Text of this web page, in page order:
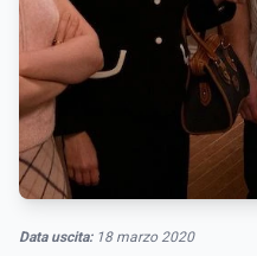
Data uscita:18 marzo 2020